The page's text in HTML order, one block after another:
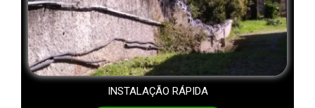
INSTALAÇÃO RÁPIDA